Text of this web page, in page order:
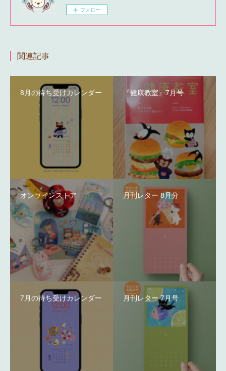
フォロー
関連記事
8月の待ち受けカレンダー 『健康教室』7月号
オンラインストア 月刊レター 8月分
7月の待ち受けカレンダー 月刊レター 7月号